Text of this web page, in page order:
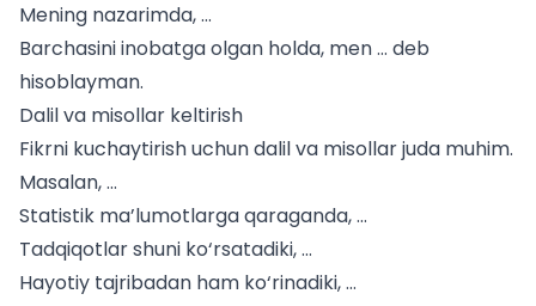
Mening nazarimda, …
Barchasini inobatga olgan holda, men … deb
hisoblayman.
Dalil va misollar keltirish
Fikrni kuchaytirish uchun dalil va misollar juda muhim.
Masalan, …
Statistik ma’lumotlarga qaraganda, …
Tadqiqotlar shuni ko‘rsatadiki, …
Hayotiy tajribadan ham ko‘rinadiki, …